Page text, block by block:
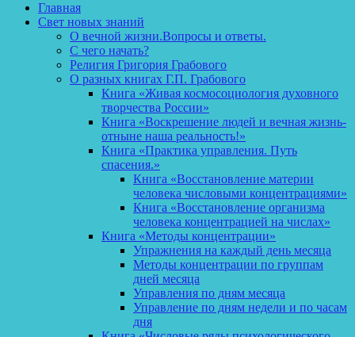
Главная
Свет новых знаний
О вечной жизни.Вопросы и ответы.
С чего начать?
Религия Григория Грабового
О разных книгах Г.П. Грабового
Книга «Живая космосоциология духовного
творчества России»
Книга «Воскрешение людей и вечная жизнь-
отныне наша реальность!»
Книга «Практика управления. Путь
спасения.»
Книга «Восстановление материи
человека числовыми концентрациями»
Книга «Восстановление организма
человека концентрацией на числах»
Книга «Методы концентрации»
Упражнения на каждый день месяца
Методы концентрации по группам
дней месяца
Управления по дням месяца
Управление по дням недели и по часам
дня